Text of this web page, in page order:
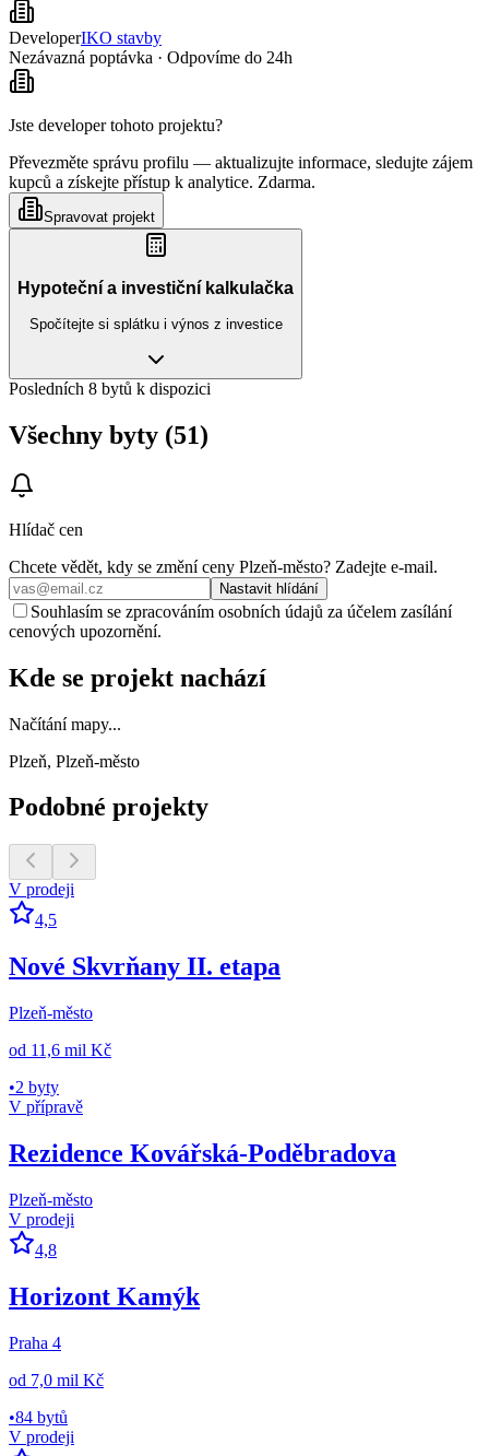
DeveloperIKO stavby
Nezávazná poptávka · Odpovíme do 24h
Jste developer tohoto projektu?
Převezměte správu profilu — aktualizujte informace, sledujte zájem
kupců a získejte přístup k analytice. Zdarma.
Spravovat projekt
Hypoteční a investiční kalkulačka
Spočítejte si splátku i výnos z investice
Posledních 8 bytů k dispozici
Všechny byty (51)
Hlídač cen
Chcete vědět, kdy se změní ceny Plzeň-město? Zadejte e‑mail.
Nastavit hlídání
Souhlasím se zpracováním osobních údajů za účelem zasílání
cenových upozornění.
Kde se projekt nachází
Načítání mapy...
Plzeň, Plzeň-město
Podobné projekty
V prodeji
4,5
Nové Skvrňany II. etapa
Plzeň-město
od 11,6 mil Kč
•2 byty
V přípravě
Rezidence Kovářská-Poděbradova
Plzeň-město
V prodeji
4,8
Horizont Kamýk
Praha 4
od 7,0 mil Kč
•84 bytů
V prodeji